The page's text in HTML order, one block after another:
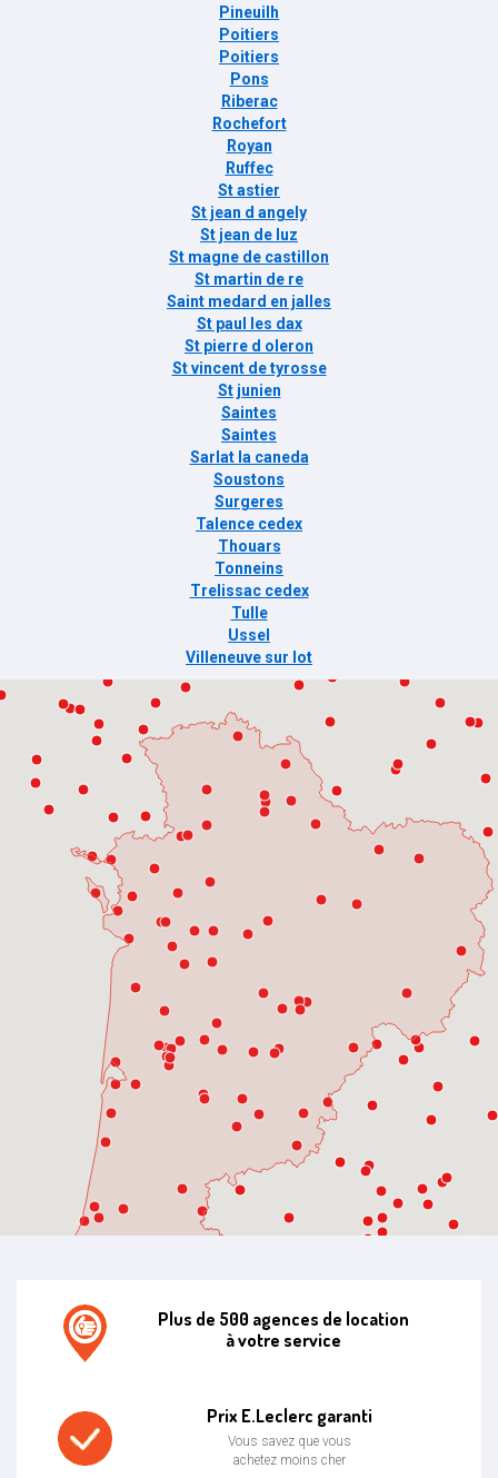
Pineuilh
Poitiers
Poitiers
Pons
Riberac
Rochefort
Royan
Ruffec
St astier
St jean d angely
St jean de luz
St magne de castillon
St martin de re
Saint medard en jalles
St paul les dax
St pierre d oleron
St vincent de tyrosse
St junien
Saintes
Saintes
Sarlat la caneda
Soustons
Surgeres
Talence cedex
Thouars
Tonneins
Trelissac cedex
Tulle
Ussel
Villeneuve sur lot
Plus de 500 agences de location
à votre service
Prix E.Leclerc garanti
Vous savez que vous
achetez moins cher